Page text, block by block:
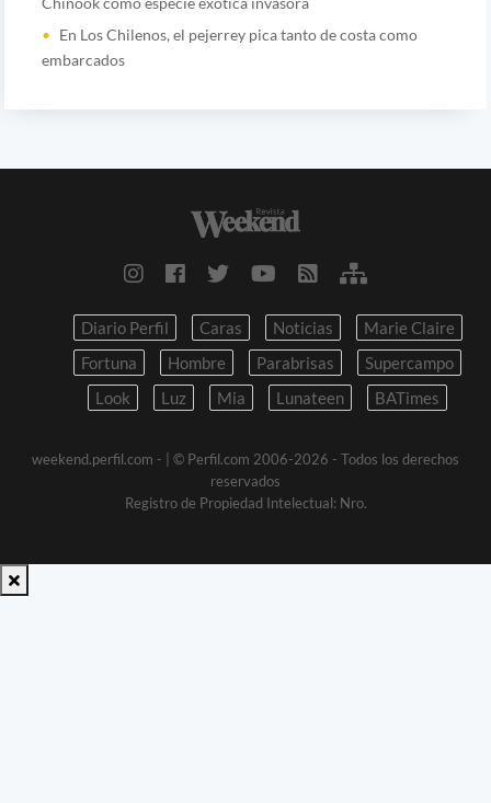
En Los Chilenos, el pejerrey pica tanto de costa como
embarcados
Diario Perfil Caras Noticias
Marie Claire
Fortuna
Hombre Parabrisas
Supercampo
Look
Luz Mia Lunateen BATimes
weekend.perfil.com -
| © Perfil.com 2006-2026 - Todos los derechos
reservados
Registro de Propiedad Intelectual: Nro.